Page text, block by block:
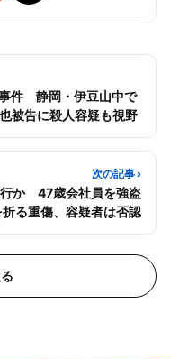
事件 静岡・伊豆山中で
被告に殺人容疑も視野
次の記事 ›
か 47歳会社員を強盗
る重傷、容疑者は否認